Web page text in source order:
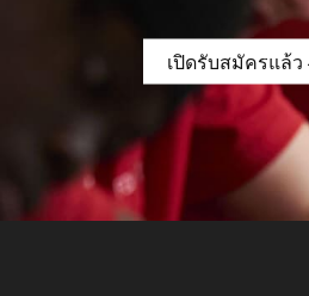
เปิดรับสมัครแล้ว